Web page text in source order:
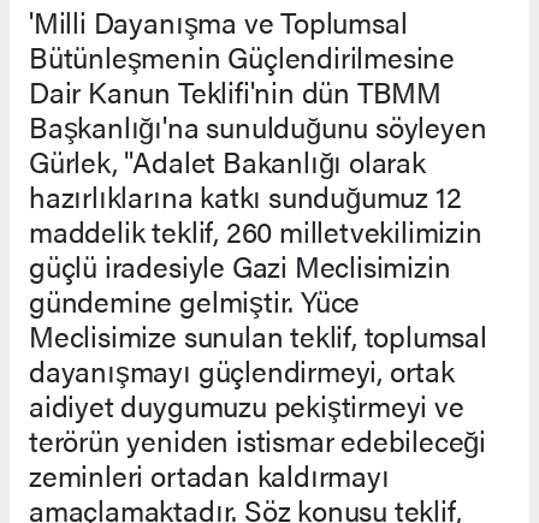
'Milli Dayanışma ve Toplumsal
Bütünleşmenin Güçlendirilmesine
Dair Kanun Teklifi'nin dün TBMM
Başkanlığı'na sunulduğunu söyleyen
Gürlek, "Adalet Bakanlığı olarak
hazırlıklarına katkı sunduğumuz 12
maddelik teklif, 260 milletvekilimizin
güçlü iradesiyle Gazi Meclisimizin
gündemine gelmiştir. Yüce
Meclisimize sunulan teklif, toplumsal
dayanışmayı güçlendirmeyi, ortak
aidiyet duygumuzu pekiştirmeyi ve
terörün yeniden istismar edebileceği
zeminleri ortadan kaldırmayı
amaçlamaktadır. Söz konusu teklif,